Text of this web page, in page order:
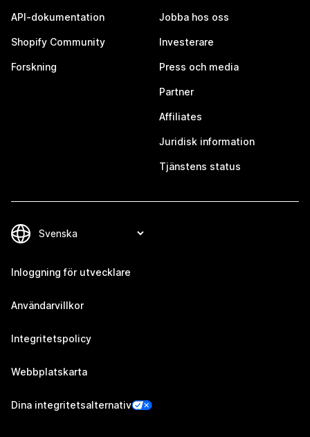
API-dokumentation
Shopify Community
Forskning
Jobba hos oss
Investerare
Press och media
Partner
Affiliates
Juridisk information
Tjänstens status
Inloggning för utvecklare
Användarvillkor
Integritetspolicy
Webbplatskarta
Dina integritetsalternativ